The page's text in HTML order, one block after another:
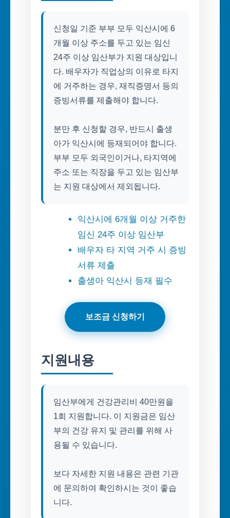
신청일 기준 부부 모두 익산시에 6
개월 이상 주소를 두고 있는 임신
24주 이상 임산부가 지원 대상입니
다. 배우자가 직업상의 이유로 타지
에 거주하는 경우, 재직증명서 등의
증빙서류를 제출해야 합니다.
분만 후 신청할 경우, 반드시 출생
아가 익산시에 등재되어야 합니다.
부부 모두 외국인이거나, 타지역에
주소 또는 직장을 두고 있는 임산부
는 지원 대상에서 제외됩니다.
익산시에 6개월 이상 거주한
임신 24주 이상 임산부
배우자 타 지역 거주 시 증빙
서류 제출
출생아 익산시 등재 필수
보조금 신청하기
지원내용
임산부에게 건강관리비 40만원을
1회 지원합니다. 이 지원금은 임산
부의 건강 유지 및 관리를 위해 사
용될 수 있습니다.
보다 자세한 지원 내용은 관련 기관
에 문의하여 확인하시는 것이 좋습
니다.